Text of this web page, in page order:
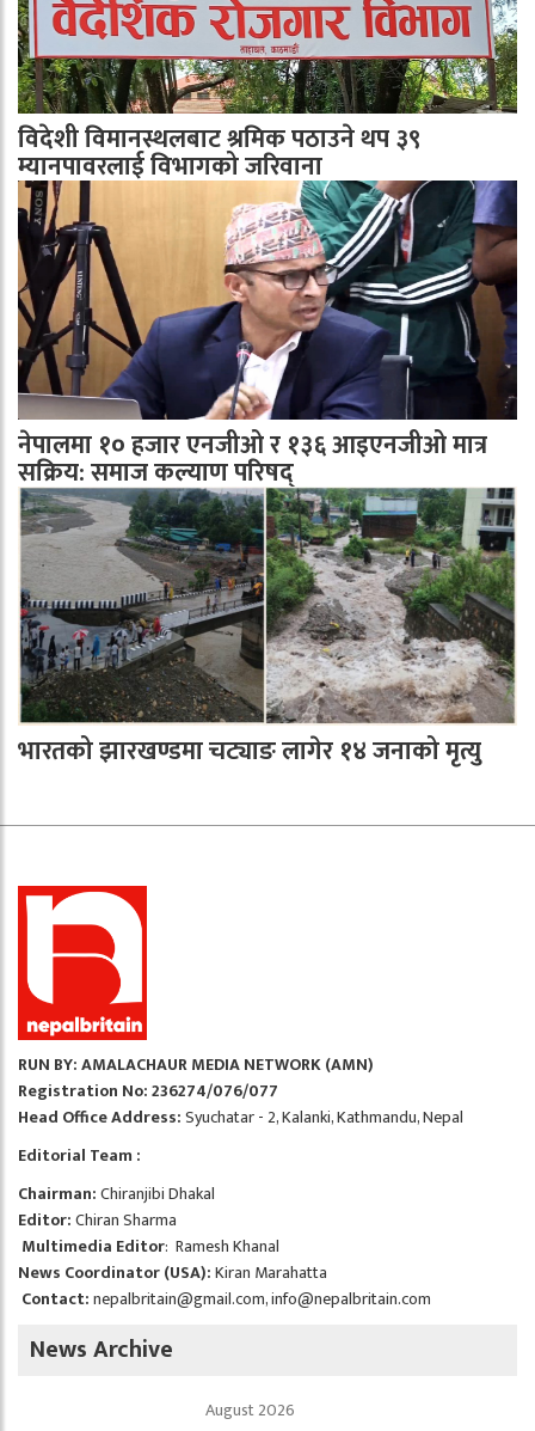
विदेशी विमानस्थलबाट श्रमिक पठाउने थप ३९
म्यानपावरलाई विभागको जरिवाना
नेपालमा १० हजार एनजीओ र १३६ आइएनजीओ मात्र
सक्रिय: समाज कल्याण परिषद्
भारतको झारखण्डमा चट्याङ लागेर १४ जनाको मृत्यु
RUN BY: AMALACHAUR MEDIA NETWORK (AMN)
Registration No: 236274/076/077
Head Office Address:Syuchatar - 2, Kalanki, Kathmandu, Nepal
Editorial Team :
Chairman:Chiranjibi Dhakal
Editor:Chiran Sharma
Multimedia Editor: Ramesh Khanal
News Coordinator (USA):Kiran Marahatta
Contact:nepalbritain@gmail.com,info@nepalbritain.com
News Archive
August 2026